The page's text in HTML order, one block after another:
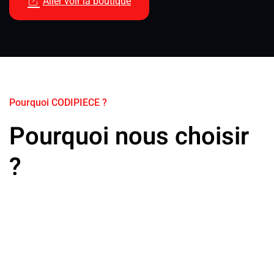
Pourquoi CODIPIECE ?
Pourquoi nous choisir
?